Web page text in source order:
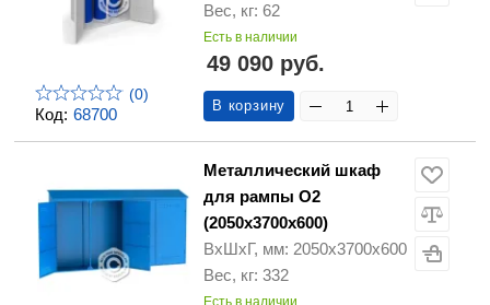
Код: 68700
(0)
Вес, кг: 62
Есть в наличии
49 090 руб.
В корзину
Металлический шкаф
для рампы О2
(2050х3700х600)
ВхШхГ, мм: 2050х3700х600
Вес, кг: 332